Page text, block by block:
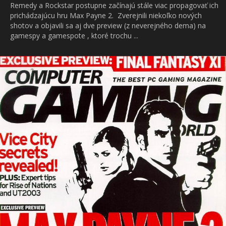
Remedy a Rockstar postupne začínajú stále viac propagovať ich
prichádzajúcu hru Max Payne 2. Zverejnili niekoľko nových
shotov a objavili sa aj dve preview (z neverejného dema) na
gamespy a gamespote , ktoré trochu ...